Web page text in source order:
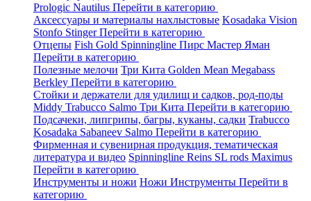
Prologic Nautilus Перейти в категорию
Аксессуары и материалы нахлыстовые Kosadaka Vision
Stonfo StingerПерейти в категорию
Отцепы Fish Gold Spinningline Пирс Мастер Яман
Перейти в категорию
Полезные мелочи Три Кита Golden Mean Megabass
Berkley Перейти в категорию
Стойки и держатели для удилищ и садков, род-поды
Middy Trabucco Salmo Три Кита Перейти в категорию
Подсачеки, липгрипы, багры, куканы, садки Trabucco
Kosadaka Sabaneev Salmo Перейти в категорию
Фирменная и сувенирная продукция, тематическая
литература и видео Spinningline Reins SL rods Maximus
Перейти в категорию
Инструменты и ножи Ножи Инструменты Перейти в
категорию